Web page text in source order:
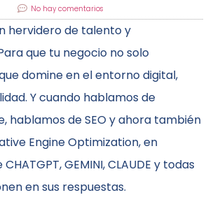
No hay comentarios
hervidero de talento y
que tu negocio no solo
domine en el entorno digital,
Y cuando hablamos de
hablamos de SEO y ahora también
Engine Optimization, en
GEMINI, CLAUDE y todas
en sus respuestas.